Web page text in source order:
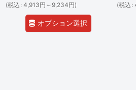
(税込 : 4,913円 ～9,234円)
オプション選択
(税込 :